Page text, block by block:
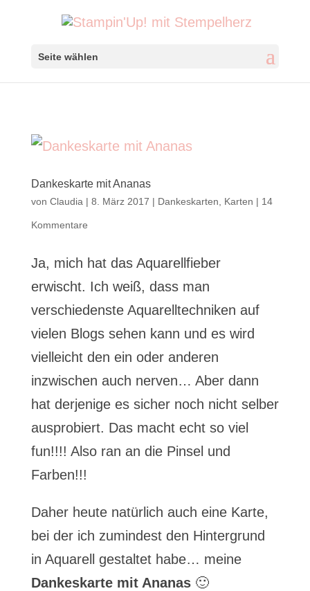
Seite wählen
Dankeskarte mit Ananas
von Claudia | 8. März 2017 | Dankeskarten Karten | 14
Kommentare
Ja, mich hat das Aquarellfieber
erwischt. Ich weiß, dass man
verschiedenste Aquarelltechniken auf
vielen Blogs sehen kann und es wird
vielleicht den ein oder anderen
inzwischen auch nerven… Aber dann
hat derjenige es sicher noch nicht selber
ausprobiert. Das macht echt so viel
fun!!!! Also ran an die Pinsel und
Farben!!!
Daher heute natürlich auch eine Karte,
bei der ich zumindest den Hintergrund
in Aquarell gestaltet habe… meine
Dankeskarte mit Ananas🙂